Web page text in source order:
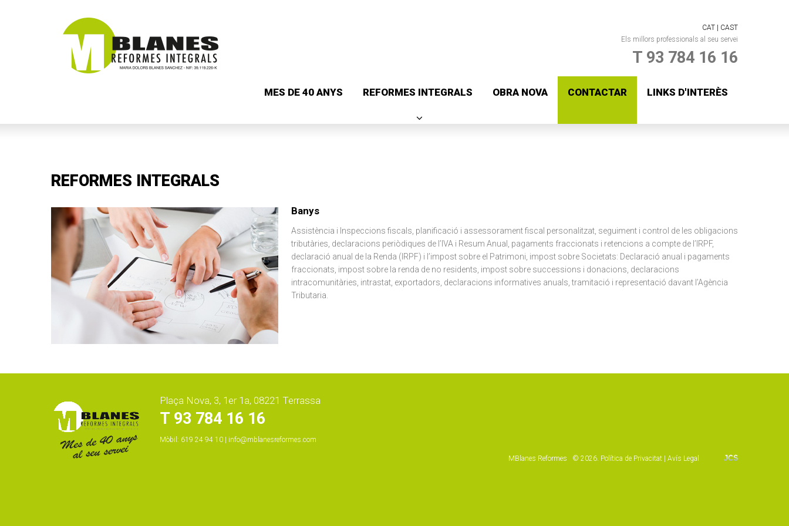
CAT |
CAST
Els millors professionals al seu servei
T 93 784 16 16
MES DE 40 ANYS REFORMES INTEGRALS OBRA NOVA CONTACTAR LINKS D'INTERÈS
REFORMES INTEGRALS
Banys
Assistència i Inspeccions fiscals, planificació i assessorament fiscal personalitzat, seguiment i control de les obligacions
tributàries, declaracions periòdiques de l’IVA i Resum Anual, pagaments fraccionats i retencions a compte de l’IRPF,
declaració anual de la Renda (IRPF) i l’impost sobre el Patrimoni, impost sobre Societats: Declaració anual i pagaments
fraccionats, impost sobre la renda de no residents, impost sobre successions i donacions, declaracions
intracomunitàries, intrastat, exportadors, declaracions informatives anuals, tramitació i representació davant l’Agència
Tributaria.
Plaça Nova, 3, 1er 1a, 08221 Terrassa
T 93 784 16 16
Mòbil: 619 24 94 10 | info@mblanesreformes.com
MBlanes Reformes © 2026. Política de Privacitat Avís Legal